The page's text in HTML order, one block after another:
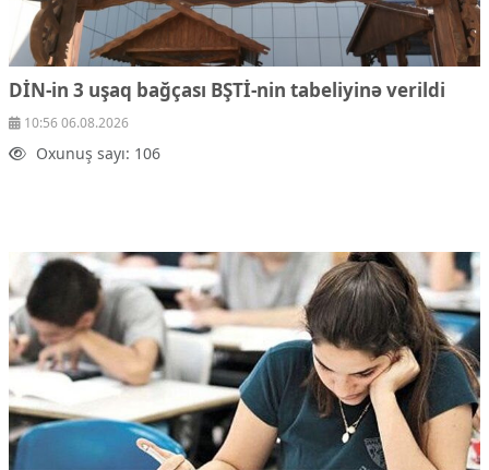
DİN-in 3 uşaq bağçası BŞTİ-nin tabeliyinə verildi
10:56 06.08.2026
Oxunuş sayı: 106